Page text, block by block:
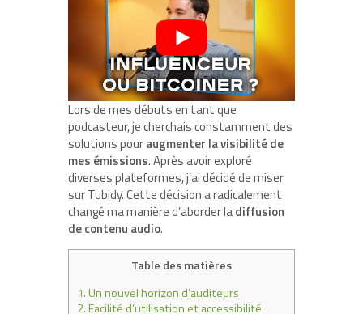
Lors de mes débuts en tant que
podcasteur, je cherchais constamment des
solutions pouraugmenter la visibilité de
mes émissions. Après avoir exploré
diverses plateformes, j’ai décidé de miser
sur Tubidy. Cette décision a radicalement
changé ma manière d’aborder ladiffusion
de contenu audio.
Table des matières
1.Un nouvel horizon d’auditeurs
2.Facilité d’utilisation et accessibilité